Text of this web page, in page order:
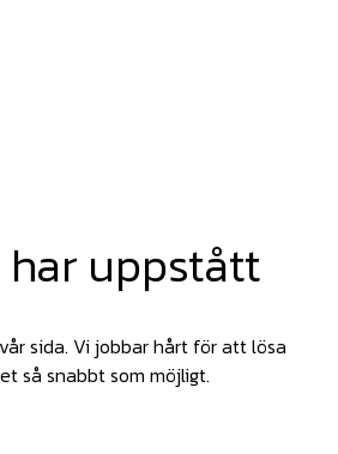
uppstått
sida. Vi jobbar hårt för att lösa
så snabbt som möjligt.